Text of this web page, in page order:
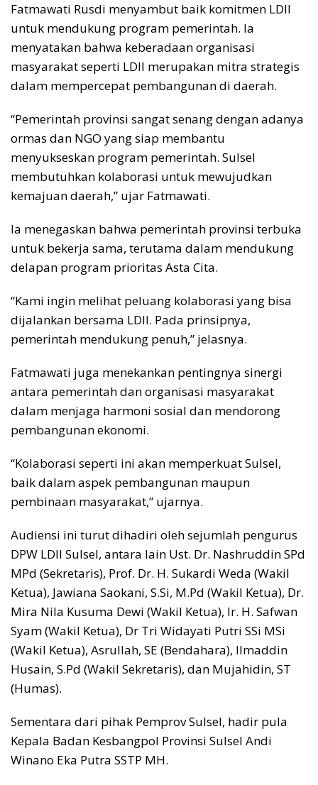
Fatmawati Rusdi menyambut baik komitmen LDII
untuk mendukung program pemerintah. Ia
menyatakan bahwa keberadaan organisasi
masyarakat seperti LDII merupakan mitra strategis
dalam mempercepat pembangunan di daerah.
“Pemerintah provinsi sangat senang dengan adanya
ormas dan NGO yang siap membantu
menyukseskan program pemerintah. Sulsel
membutuhkan kolaborasi untuk mewujudkan
kemajuan daerah,” ujar Fatmawati.
Ia menegaskan bahwa pemerintah provinsi terbuka
untuk bekerja sama, terutama dalam mendukung
delapan program prioritas Asta Cita.
“Kami ingin melihat peluang kolaborasi yang bisa
dijalankan bersama LDII. Pada prinsipnya,
pemerintah mendukung penuh,” jelasnya.
Fatmawati juga menekankan pentingnya sinergi
antara pemerintah dan organisasi masyarakat
dalam menjaga harmoni sosial dan mendorong
pembangunan ekonomi.
“Kolaborasi seperti ini akan memperkuat Sulsel,
baik dalam aspek pembangunan maupun
pembinaan masyarakat,” ujarnya.
Audiensi ini turut dihadiri oleh sejumlah pengurus
DPW LDII Sulsel, antara lain Ust. Dr. Nashruddin SPd
MPd (Sekretaris), Prof. Dr. H. Sukardi Weda (Wakil
Ketua), Jawiana Saokani, S.Si, M.Pd (Wakil Ketua), Dr.
Mira Nila Kusuma Dewi (Wakil Ketua), Ir. H. Safwan
Syam (Wakil Ketua), Dr Tri Widayati Putri SSi MSi
(Wakil Ketua), Asrullah, SE (Bendahara), Ilmaddin
Husain, S.Pd (Wakil Sekretaris), dan Mujahidin, ST
(Humas).
Sementara dari pihak Pemprov Sulsel, hadir pula
Kepala Badan Kesbangpol Provinsi Sulsel Andi
Winano Eka Putra SSTP MH.